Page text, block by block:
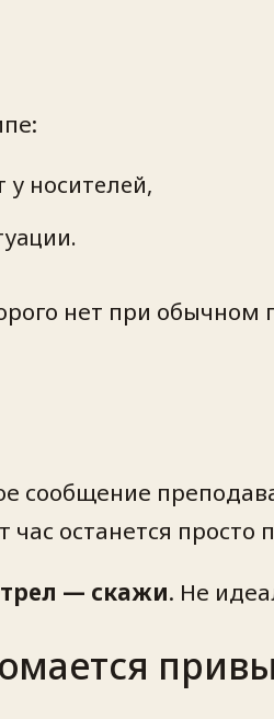
носителей,
нет при
сообщение
час останется
— скажи. Не